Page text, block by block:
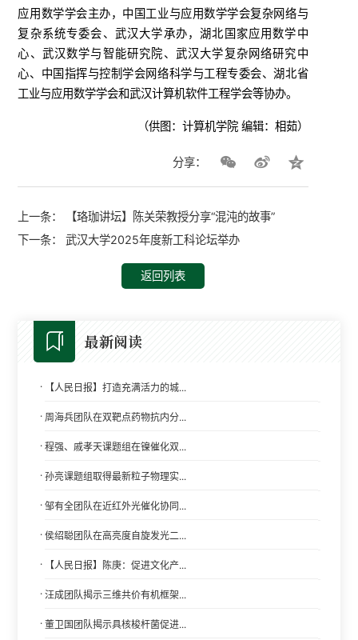
应用数学学会主办，中国工业与应用数学学会复杂网络与
复杂系统专委会、武汉大学承办，湖北国家应用数学中
心、武汉数学与智能研究院、武汉大学复杂网络研究中
心、中国指挥与控制学会网络科学与工程专委会、湖北省
工业与应用数学学会和武汉计算机软件工程学会等协办。
（供图：计算机学院 编辑：相茹）
分享：
上一条：
【珞珈讲坛】陈关荣教授分享“混沌的故事”
下一条：武汉大学2025年度新工科论坛举办
返回列表
最新阅读
· 【人民日报】打造充满活力的城...
· 周海兵团队在双靶点药物抗内分...
· 程强、戚孝天课题组在镍催化双...
· 孙亮课题组取得最新粒子物理实...
· 邹有全团队在近红外光催化协同...
· 侯绍聪团队在高亮度自旋发光二...
· 【人民日报】陈庚：促进文化产...
· 汪成团队揭示三维共价有机框架...
· 董卫国团队揭示具核梭杆菌促进...